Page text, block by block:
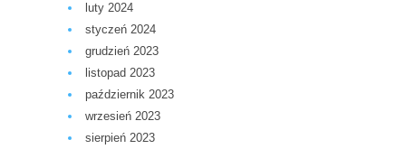
luty 2024
styczeń 2024
grudzień 2023
listopad 2023
październik 2023
wrzesień 2023
sierpień 2023